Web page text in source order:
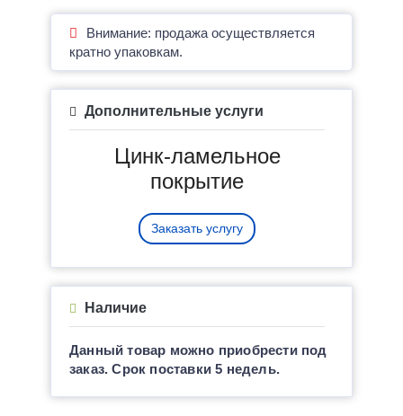
Внимание: продажа осуществляется
кратно упаковкам.
Дополнительные услуги
Цинк-ламельное
покрытие
Заказать услугу
Наличие
Данный товар можно приобрести под
заказ. Срок поставки 5 недель.